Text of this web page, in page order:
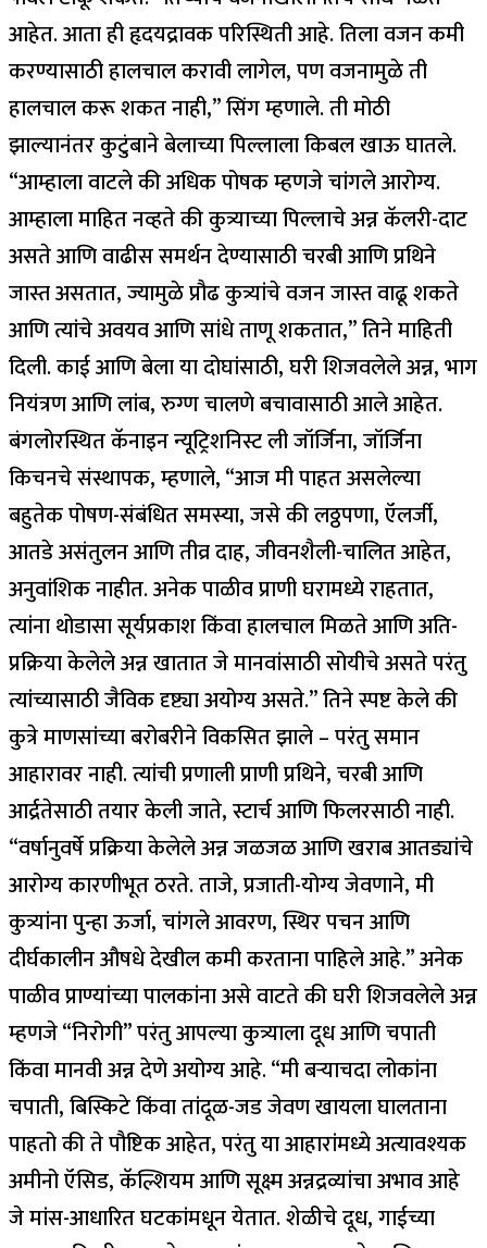
आहेत. आता ही हृदयद्रावक परिस्थिती आहे. तिला वजन कमी
करण्यासाठी हालचाल करावी लागेल, पण वजनामुळे ती
हालचाल करू शकत नाही,” सिंग म्हणाले.ती मोठी
झाल्यानंतर कुटुंबाने बेलाच्या पिल्लाला किबल खाऊ घातले.
“आम्हाला वाटले की अधिक पोषक म्हणजे चांगले आरोग्य.
आम्हाला माहित नव्हते की कुत्र्याच्या पिल्लाचे अन्न कॅलरी-दाट
असते आणि वाढीस समर्थन देण्यासाठी चरबी आणि प्रथिने
जास्त असतात, ज्यामुळे प्रौढ कुत्र्यांचे वजन जास्त वाढू शकते
आणि त्यांचे अवयव आणि सांधे ताणू शकतात,” तिने माहिती
दिली.काई आणि बेला या दोघांसाठी, घरी शिजवलेले अन्न, भाग
नियंत्रण आणि लांब, रुग्ण चालणे बचावासाठी आले आहेत.
बंगलोरस्थित कॅनाइन न्यूट्रिशनिस्ट ली जॉर्जिना, जॉर्जिना
किचनचे संस्थापक, म्हणाले, “आज मी पाहत असलेल्या
बहुतेक पोषण-संबंधित समस्या, जसे की लठ्ठपणा, ऍलर्जी,
आतडे असंतुलन आणि तीव्र दाह, जीवनशैली-चालित आहेत,
अनुवांशिक नाहीत.अनेक पाळीव प्राणी घरामध्ये राहतात,
त्यांना थोडासा सूर्यप्रकाश किंवा हालचाल मिळते आणि अति-
प्रक्रिया केलेले अन्न खातात जे मानवांसाठी सोयीचे असते परंतु
त्यांच्यासाठी जैविक दृष्ट्या अयोग्य असते.”तिने स्पष्ट केले की
कुत्रे माणसांच्या बरोबरीने विकसित झाले – परंतु समान
आहारावर नाही. त्यांची प्रणाली प्राणी प्रथिने, चरबी आणि
आर्द्रतेसाठी तयार केली जाते, स्टार्च आणि फिलरसाठी नाही.
“वर्षानुवर्षे प्रक्रिया केलेले अन्न जळजळ आणि खराब आतड्यांचे
आरोग्य कारणीभूत ठरते. ताजे, प्रजाती-योग्य जेवणाने, मी
कुत्र्यांना पुन्हा ऊर्जा, चांगले आवरण, स्थिर पचन आणि
दीर्घकालीन औषधे देखील कमी करताना पाहिले आहे.”अनेक
पाळीव प्राण्यांच्या पालकांना असे वाटते की घरी शिजवलेले अन्न
म्हणजे “निरोगी” परंतु आपल्या कुत्र्याला दूध आणि चपाती
किंवा मानवी अन्न देणे अयोग्य आहे. “मी बऱ्याचदा लोकांना
चपाती, बिस्किटे किंवा तांदूळ-जड जेवण खायला घालताना
पाहतो की ते पौष्टिक आहेत, परंतु या आहारांमध्ये अत्यावश्यक
अमीनो ऍसिड, कॅल्शियम आणि सूक्ष्म अन्नद्रव्यांचा अभाव आहे
जे मांस-आधारित घटकांमधून येतात. शेळीचे दूध, गाईच्या